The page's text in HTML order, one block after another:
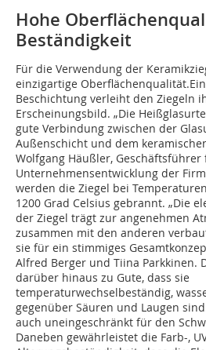
Hohe
Beständigkeit
Für die Verwendung der
einzigartige
Beschichtung verleiht den Ziegeln
Erscheinungsbild. „Die
gute Verbindung zwischen der
Außenschicht und dem
Wolfgang Häußler,
Unternehmensentwicklung der
werden die Ziegel bei
1200 Grad Celsius gebrannt. „Die
der Ziegel trägt zur angenehmen
zusammen mit den anderen
sie für ein stimmiges
Alfred Berger und Tiina Parkkinen.
darüber hinaus zu Gute, dass sie
temperaturwechselbeständig,
gegenüber Säuren und Laugen
auch uneingeschränkt für den
Daneben gewährleistet die Farb-,